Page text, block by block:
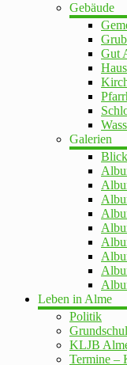
Gebäude
Gut
Galerien
Leben in Alme
Politik
KLJB
Termine –